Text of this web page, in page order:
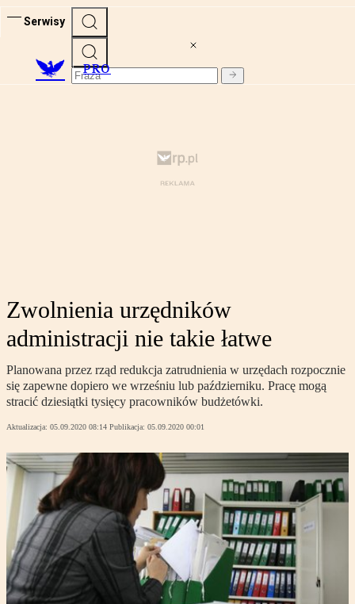
Serwisy
PRO
Zwolnienia urzędników
administracji nie takie łatwe
Planowana przez rząd redukcja zatrudnienia w urzędach rozpocznie
się zapewne dopiero we wrześniu lub październiku. Pracę mogą
stracić dziesiątki tysięcy pracowników budżetówki.
Aktualizacja: 05.09.2020 08:14 Publikacja: 05.09.2020 00:01